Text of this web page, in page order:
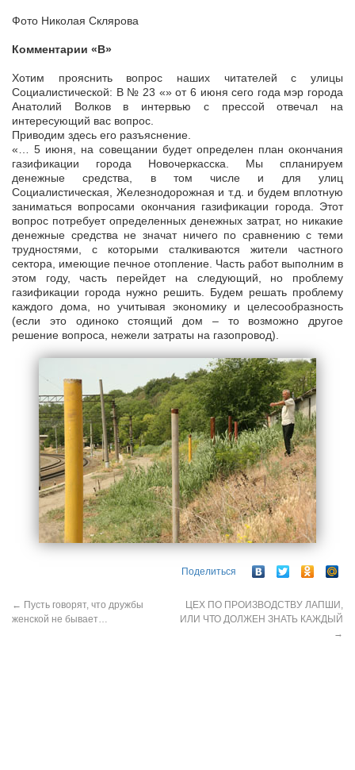
Фото Николая Склярова
Комментарии «В»
Хотим прояснить вопрос наших читателей с улицы
Социалистической: В № 23 «» от 6 июня сего года мэр города
Анатолий Волков в интервью с прессой отвечал на
интересующий вас вопрос.
Приводим здесь его разъяснение.
«… 5 июня, на совещании будет определен план окончания
газификации города Новочеркасска. Мы спланируем
денежные средства, в том числе и для улиц
Социалистическая, Железнодорожная и т.д. и будем вплотную
заниматься вопросами окончания газификации города. Этот
вопрос потребует определенных денежных затрат, но никакие
денежные средства не значат ничего по сравнению с теми
трудностями, с которыми сталкиваются жители частного
сектора, имеющие печное отопление. Часть работ выполним в
этом году, часть перейдет на следующий, но проблему
газификации города нужно решить. Будем решать проблему
каждого дома, но учитывая экономику и целесообразность
(если это одиноко стоящий дом – то возможно другое
решение вопроса, нежели затраты на газопровод).
Поделиться
← Пусть говорят, что дружбы
женской не бывает…
ЦЕХ ПО ПРОИЗВОДСТВУ ЛАПШИ,
ИЛИ ЧТО ДОЛЖЕН ЗНАТЬ КАЖДЫЙ
→